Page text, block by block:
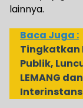
lainnya.
Baca Juga :
Tingkatkan
Publik,
LEMANG